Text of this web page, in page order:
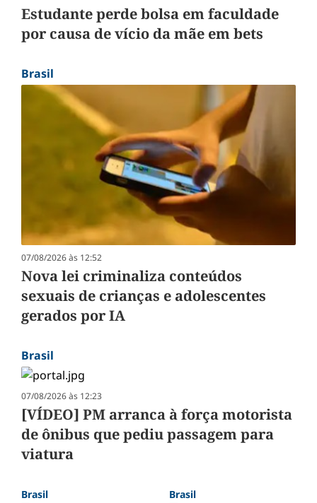
Estudante perde bolsa em faculdade
por causa de vício da mãe em bets
Brasil
07/08/2026 às 12:52
Nova lei criminaliza conteúdos
sexuais de crianças e adolescentes
gerados por IA
Brasil
07/08/2026 às 12:23
[VÍDEO] PM arranca à força motorista
de ônibus que pediu passagem para
viatura
Brasil Brasil